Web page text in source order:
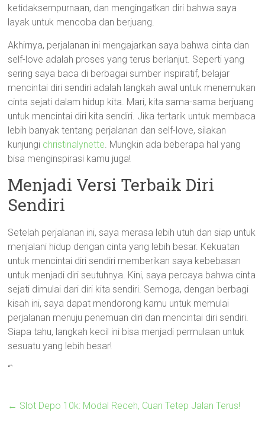
ketidaksempurnaan, dan mengingatkan diri bahwa saya
layak untuk mencoba dan berjuang.
Akhirnya, perjalanan ini mengajarkan saya bahwa cinta dan
self-love adalah proses yang terus berlanjut. Seperti yang
sering saya baca di berbagai sumber inspiratif, belajar
mencintai diri sendiri adalah langkah awal untuk menemukan
cinta sejati dalam hidup kita. Mari, kita sama-sama berjuang
untuk mencintai diri kita sendiri. Jika tertarik untuk membaca
lebih banyak tentang perjalanan dan self-love, silakan
kunjungi christinalynette. Mungkin ada beberapa hal yang
bisa menginspirasi kamu juga!
Menjadi Versi Terbaik Diri
Sendiri
Setelah perjalanan ini, saya merasa lebih utuh dan siap untuk
menjalani hidup dengan cinta yang lebih besar. Kekuatan
untuk mencintai diri sendiri memberikan saya kebebasan
untuk menjadi diri seutuhnya. Kini, saya percaya bahwa cinta
sejati dimulai dari diri kita sendiri. Semoga, dengan berbagi
kisah ini, saya dapat mendorong kamu untuk memulai
perjalanan menuju penemuan diri dan mencintai diri sendiri.
Siapa tahu, langkah kecil ini bisa menjadi permulaan untuk
sesuatu yang lebih besar!
“`
← Slot Depo 10k: Modal Receh, Cuan Tetep Jalan Terus!